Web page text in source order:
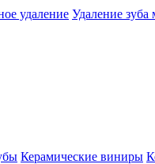
удаление Удаление зуба
Керамические виниры